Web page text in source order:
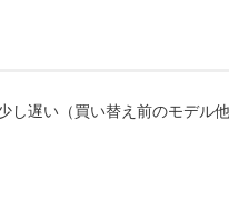
遅い（買い替え前のモデル他